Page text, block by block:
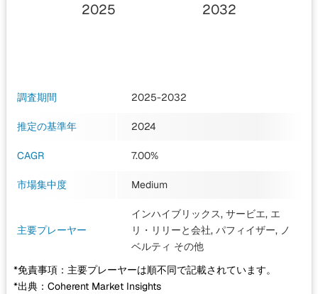
2025 2032
調査期間 2025-2032
推定の基準年 2024
CAGR 7.00%
市場集中度 Medium
主要プレーヤー
インハイブリックス, サービエ, エ
リ・リリーと会社, パフィイザー, ノ
ベルティ その他
*免責事項：主要プレーヤーは順不同で記載されています。
*出典：Coherent Market Insights